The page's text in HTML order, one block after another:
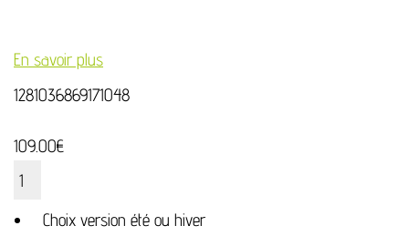
En savoir plus
1281036869171048
109.00€
Choix version été ou hiver